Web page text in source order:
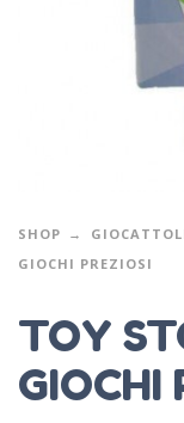
SHOP
GIOCHI PREZIOSI
TOY
GIOCHI